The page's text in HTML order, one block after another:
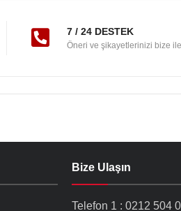
7 / 24 DESTEK
Öneri ve şikayetlerinizi bize
Bize Ulaşın
Telefon 1 : 0212 504